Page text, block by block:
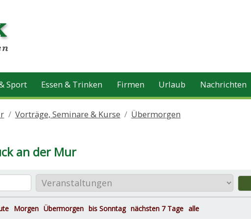
Sport Essen & Trinken Firmen Urlaub Nachrichten
Vorträge, Seminare & Kurse Übermorgen
an der Mur
Morgen Übermorgen bis Sonntag nächsten 7 Tage alle